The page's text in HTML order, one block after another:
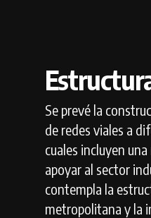
Se prevé la
de redes viales a
cuales incluyen
apoyar al sector
contempla la
metropolitana y la